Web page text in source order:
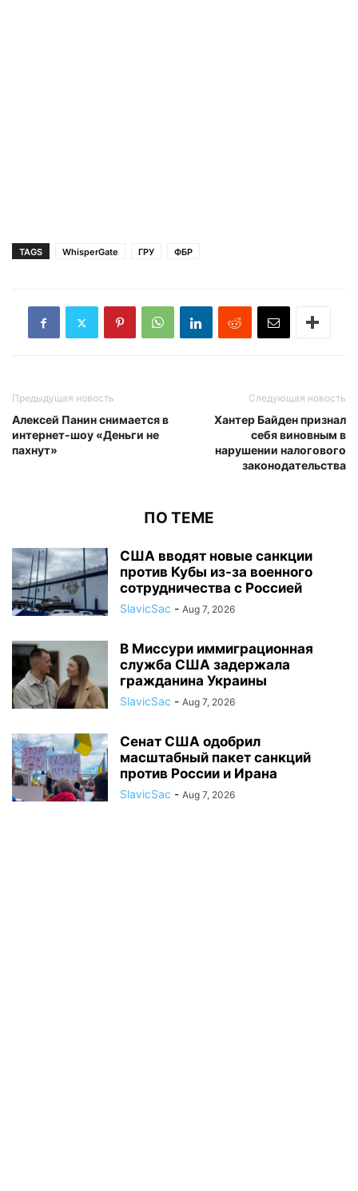
TAGS WhisperGate ГРУ ФБР
Предыдущая новость
Алексей Панин снимается в
интернет-шоу «Деньги не
пахнут»
Следующая новость
Хантер Байден признал
себя виновным в
нарушении налогового
законодательства
ПО ТЕМЕ
США вводят новые санкции
против Кубы из-за военного
сотрудничества с Россией
SlavicSac - Aug 7, 2026
В Миссури иммиграционная
служба США задержала
гражданина Украины
SlavicSac - Aug 7, 2026
Сенат США одобрил
масштабный пакет санкций
против России и Ирана
SlavicSac - Aug 7, 2026